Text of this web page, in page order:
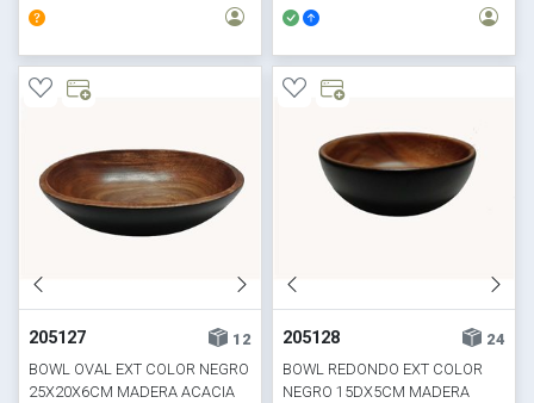
205127
12
BOWL OVAL EXT COLOR NEGRO
25X20X6CM MADERA ACACIA
205128
24
BOWL REDONDO EXT COLOR
NEGRO 15DX5CM MADERA